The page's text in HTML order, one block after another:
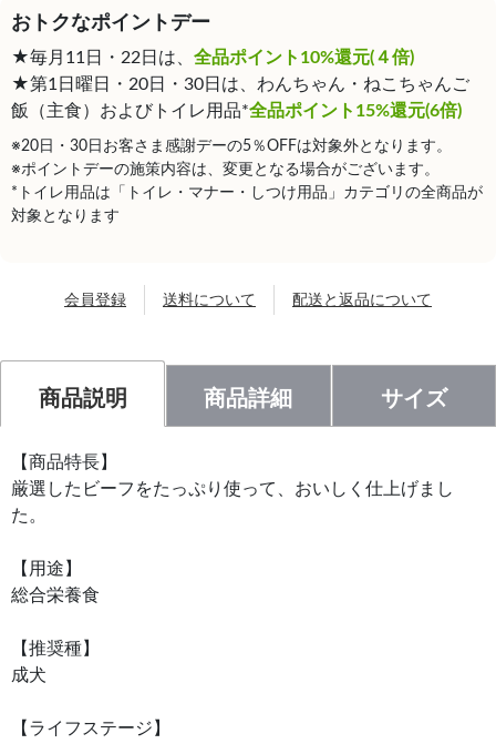
おトクなポイントデー
★毎月11日・22日は、 全品ポイント10%還元(４倍)
★第1日曜日・20日・30日は、わんちゃん・ねこちゃんご
飯（主食）およびトイレ用品*全品ポイント15%還元(6倍)
※20日・30日お客さま感謝デーの5％OFFは対象外となります。
※ポイントデーの施策内容は、変更となる場合がございます。
*トイレ用品は「トイレ・マナー・しつけ用品」カテゴリの全商品が
対象となります
会員登録 送料について 配送と返品について
商品説明 商品詳細 サイズ
【商品特長】
厳選したビーフをたっぷり使って、おいしく仕上げまし
た。
【用途】
総合栄養食
【推奨種】
成犬
【ライフステージ】